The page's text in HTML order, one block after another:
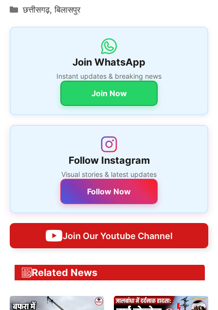
Categories
छत्तीसगढ़,बिलासपुर
Join WhatsApp
Instant updates & breaking news
Join Now
Follow Instagram
Visual stories & latest updates
Follow Now
Join Our Youtube Channel
Related News